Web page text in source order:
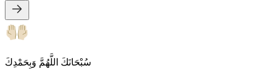
سُبْحَانَكَ اللَّهُمَّ وَبِحَمْدِكَ